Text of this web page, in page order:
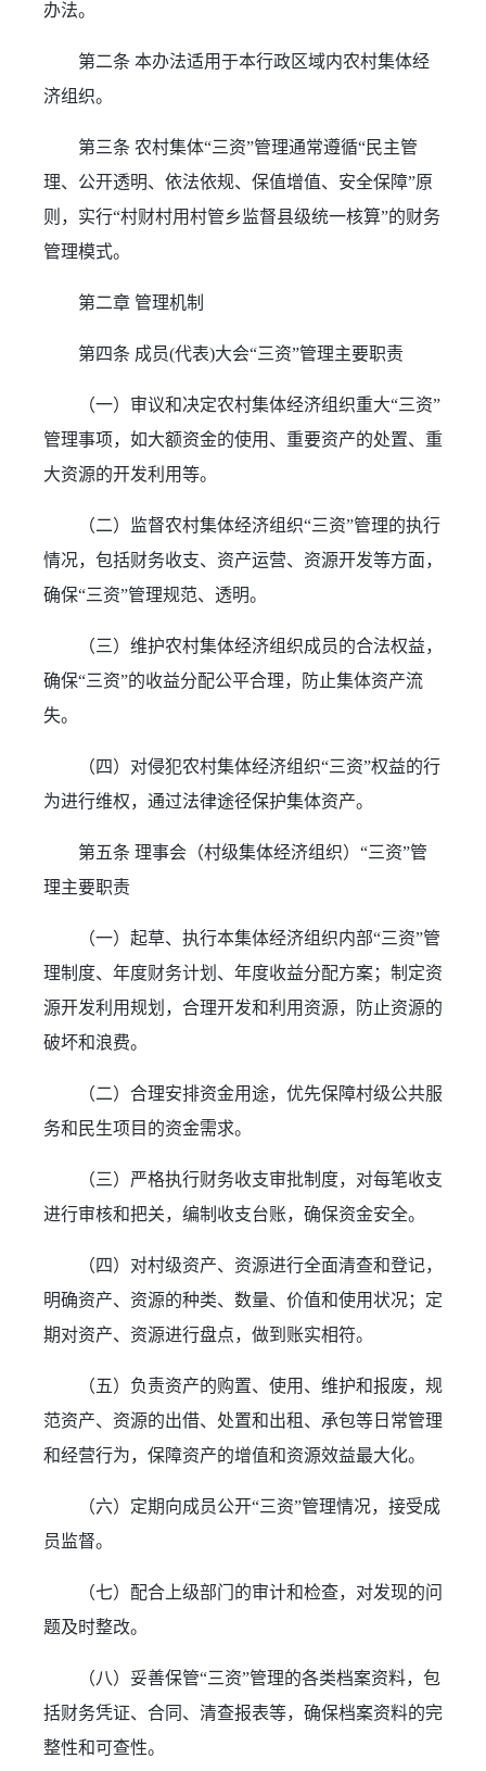
办法。
第二条 本办法适用于本行政区域内农村集体经
济组织。
第三条 农村集体“三资”管理通常遵循“民主管
理、公开透明、依法依规、保值增值、安全保障”原
则，实行“村财村用村管乡监督县级统一核算”的财务
管理模式。
第二章 管理机制
第四条 成员(代表)大会“三资”管理主要职责
（一）审议和决定农村集体经济组织重大“三资”
管理事项，如大额资金的使用、重要资产的处置、重
大资源的开发利用等。
（二）监督农村集体经济组织“三资”管理的执行
情况，包括财务收支、资产运营、资源开发等方面，
确保“三资”管理规范、透明。
（三）维护农村集体经济组织成员的合法权益，
确保“三资”的收益分配公平合理，防止集体资产流
失。
（四）对侵犯农村集体经济组织“三资”权益的行
为进行维权，通过法律途径保护集体资产。
第五条 理事会（村级集体经济组织）“三资”管
理主要职责
（一）起草、执行本集体经济组织内部“三资”管
理制度、年度财务计划、年度收益分配方案；制定资
源开发利用规划，合理开发和利用资源，防止资源的
破坏和浪费。
（二）合理安排资金用途，优先保障村级公共服
务和民生项目的资金需求。
（三）严格执行财务收支审批制度，对每笔收支
进行审核和把关，编制收支台账，确保资金安全。
（四）对村级资产、资源进行全面清查和登记，
明确资产、资源的种类、数量、价值和使用状况；定
期对资产、资源进行盘点，做到账实相符。
（五）负责资产的购置、使用、维护和报废，规
范资产、资源的出借、处置和出租、承包等日常管理
和经营行为，保障资产的增值和资源效益最大化。
（六）定期向成员公开“三资”管理情况，接受成
员监督。
（七）配合上级部门的审计和检查，对发现的问
题及时整改。
（八）妥善保管“三资”管理的各类档案资料，包
括财务凭证、合同、清查报表等，确保档案资料的完
整性和可查性。